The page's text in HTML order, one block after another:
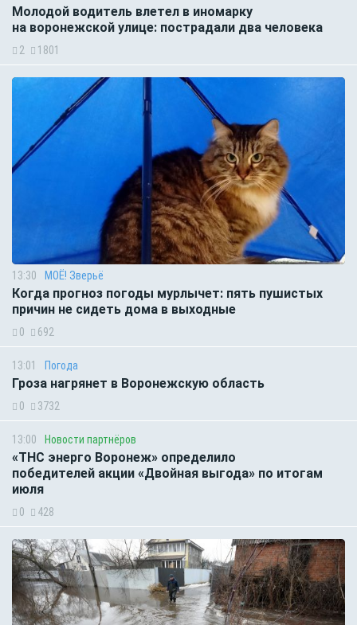
Молодой водитель влетел в иномарку
на воронежской улице: пострадали два человека
2 1801
13:30 МОЁ! Зверьё
Когда прогноз погоды мурлычет: пять пушистых
причин не сидеть дома в выходные
0 692
13:01 Погода
Гроза нагрянет в Воронежскую область
0 3732
13:00 Новости партнёров
«ТНС энерго Воронеж» определило
победителей акции «Двойная выгода» по итогам
июля
0 428